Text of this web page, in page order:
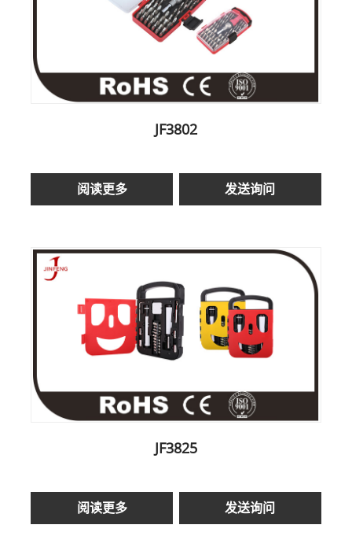
JF3802
阅读更多 发送询问
JF3825
阅读更多 发送询问